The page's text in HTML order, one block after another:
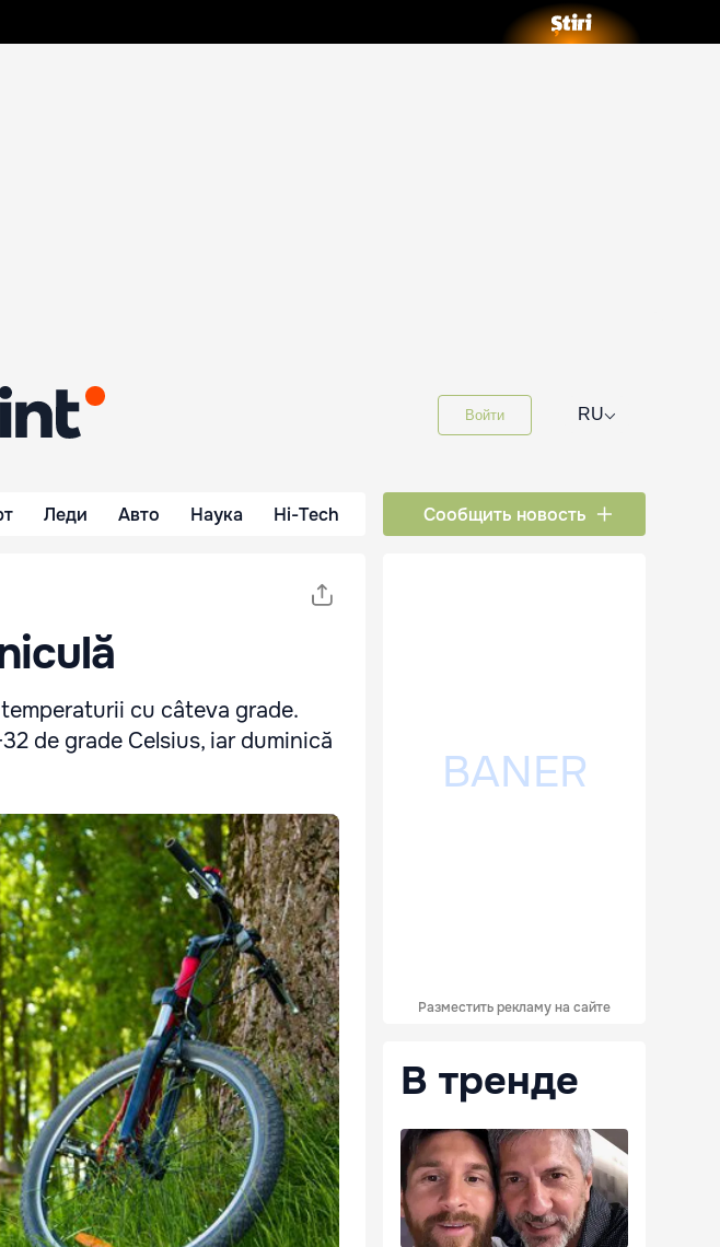
Войти RU⌵
Леди Авто Наука Hi-Tech Сообщить новость
cu câteva grade.
de grade Celsius, iar duminică
Разместить рекламу на сайте
В тренде